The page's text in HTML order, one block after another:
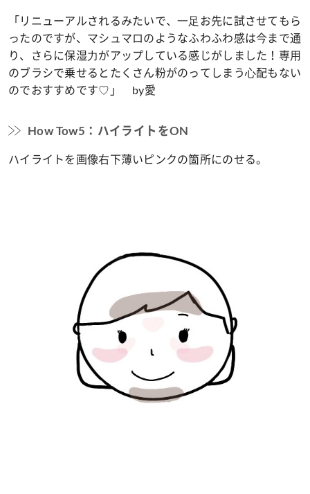
「リニューアルされるみたいで、⼀⾜お先に試させてもら
ったのですが、マシュマロのようなふわふわ感は今まで通
り、さらに保湿⼒がアップしている感じがしました！専⽤
のブラシで乗せるとたくさん粉がのってしまう⼼配もない
のでおすすめです♡」 by愛
How Tow5：ハイライトをON
ハイライトを画像右下薄いピンクの箇所にのせる。